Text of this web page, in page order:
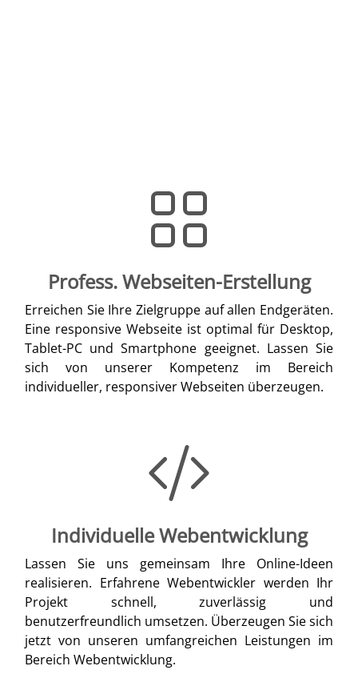
Profess. Webseiten-Erstellung
Erreichen Sie Ihre Zielgruppe auf allen Endgeräten.
Eine responsive Webseite ist optimal für Desktop,
Tablet-PC und Smartphone geeignet. Lassen Sie
sich von unserer Kompetenz im Bereich
individueller, responsiver Webseiten überzeugen.
Individuelle Webentwicklung
Lassen Sie uns gemeinsam Ihre Online-Ideen
realisieren. Erfahrene Webentwickler werden Ihr
Projekt schnell, zuverlässig und
benutzerfreundlich umsetzen. Überzeugen Sie sich
jetzt von unseren umfangreichen Leistungen im
Bereich Webentwicklung.